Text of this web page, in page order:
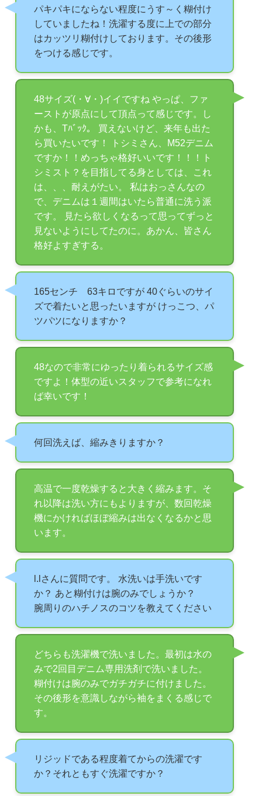
パキパキにならない程度にうす～く糊付け
していましたね！洗濯する度に上での部分
はカッツリ糊付けしております。その後形
をつける感じです。
48サイズ(・∀・)イイですね やっぱ、ファ
ーストが原点にして頂点って感じです。し
かも、Tﾊﾞｯｸ。 買えないけど、来年も出た
ら買いたいです！ トシミさん、M52デニム
ですか！！めっちゃ格好いいです！！！ト
シミスト？を目指してる身としては、これ
は、、、耐えがたい。 私はおっさんなの
で、デニムは１週間はいたら普通に洗う派
です。 見たら欲しくなるって思ってずっと
見ないようにしてたのに。あかん、皆さん
格好よすぎする。
165センチ 63キロですが 40ぐらいのサイ
ズで着たいと思ったいますが けっこつ、パ
ツパツになりますか？
48なので非常にゆったり着られるサイズ感
ですよ！体型の近いスタッフで参考になれ
ば幸いです！
何回洗えば、縮みきりますか？
高温で一度乾燥すると大きく縮みます。そ
れ以降は洗い方にもよりますが、数回乾燥
機にかければほぼ縮みは出なくなるかと思
います。
l.lさんに質問です。 水洗いは手洗いです
か？ あと糊付けは腕のみでしょうか？
腕周りのハチノスのコツを教えてください
どちらも洗濯機で洗いました。最初は水の
みで2回目デニム専用洗剤で洗いました。
糊付けは腕のみでガチガチに付けました。
その後形を意識しながら袖をまくる感じで
す。
リジッドである程度着てからの洗濯です
か？それともすぐ洗濯ですか？